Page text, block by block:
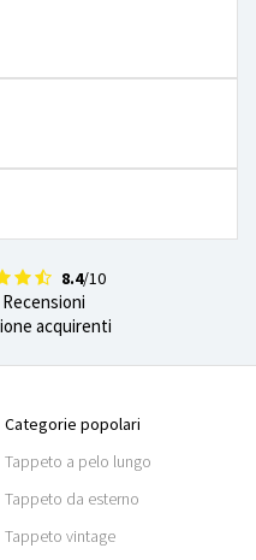
8.4/10
Recensioni
acquirenti
Categorie popolari
Tappeto a pelo lungo
Tappeto da esterno
Tappeto vintage